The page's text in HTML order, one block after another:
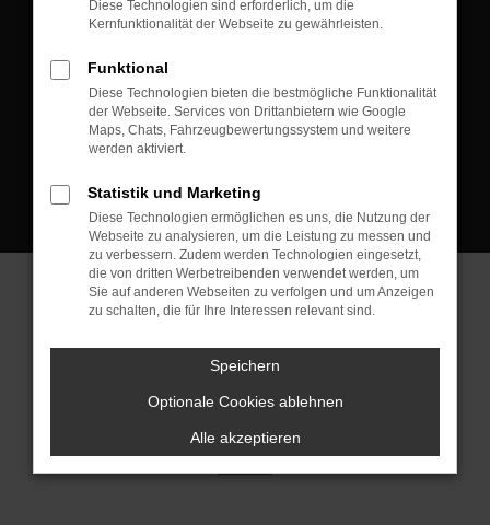
Kontakt:
Tel.: +49 3745 760 90 20
Fax: +49 3745 760 90 21
Mail: fj@jakob-trading.com
Cookie Einstellungen
© 2026 Jakob Trading GmbH | Neustädter Straße 1 | DE-08223
Neustadt/Vogtland | fj@jakob-trading.com | Webdesign by audaris.de
Diese Technologien sind erforderlich, um die
Kernfunktionalität der Webseite zu gewährleisten.
Funktional
Diese Technologien bieten die bestmögliche Funktionalität
der Webseite. Services von Drittanbietern wie Google
Maps, Chats, Fahrzeugbewertungssystem und weitere
werden aktiviert.
Statistik und Marketing
Diese Technologien ermöglichen es uns, die Nutzung der
Webseite zu analysieren, um die Leistung zu messen und
zu verbessern. Zudem werden Technologien eingesetzt,
die von dritten Werbetreibenden verwendet werden, um
Sie auf anderen Webseiten zu verfolgen und um Anzeigen
zu schalten, die für Ihre Interessen relevant sind.
Speichern
Optionale Cookies ablehnen
Alle akzeptieren